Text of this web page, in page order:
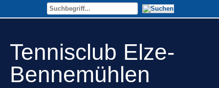
Tennisclub Elze-
Bennemühlen